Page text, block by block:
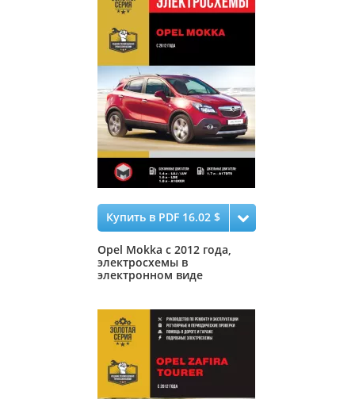
Купить в PDF 16.02 $
Opel Mokka с 2012 года,
электросхемы в
электронном виде